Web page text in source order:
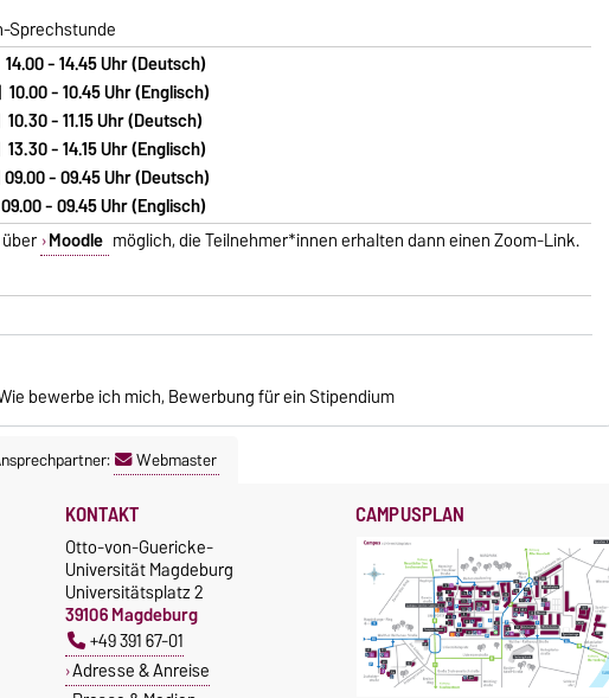
Sprechstunde
- 14.45 Uhr (Deutsch)
- 10.45 Uhr (Englisch)
- 11.15 Uhr (Deutsch)
- 14.15 Uhr (Englisch)
- 09.45 Uhr (Deutsch)
- 09.45 Uhr (Englisch)
Moodle möglich, die Teilnehmer*innen erhalten dann einen Zoom-Link.
bewerbe ich mich, Bewerbung für ein Stipendium
Webmaster
KONTAKT
Otto-von-Guericke-
Universität Magdeburg
Universitätsplatz 2
39106 Magdeburg
+49 391 67-01
Adresse & Anreise
CAMPUSPLAN